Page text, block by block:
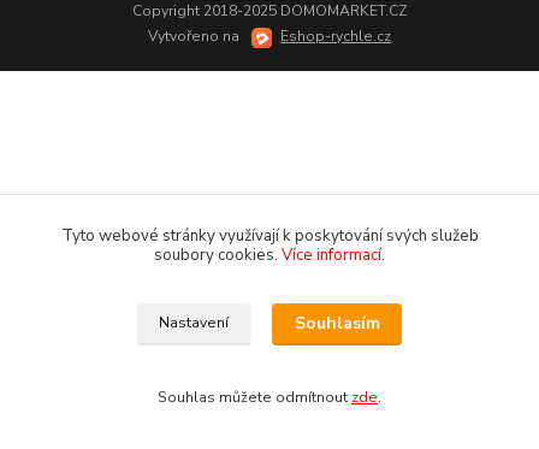
Copyright 2018-2025 DOMOMARKET.CZ
Vytvořeno na
Eshop-rychle.cz
Tyto webové stránky využívají k poskytování svých služeb
soubory cookies. Více informací.
Nastavení Souhlasím
Souhlas můžete odmítnout zde.